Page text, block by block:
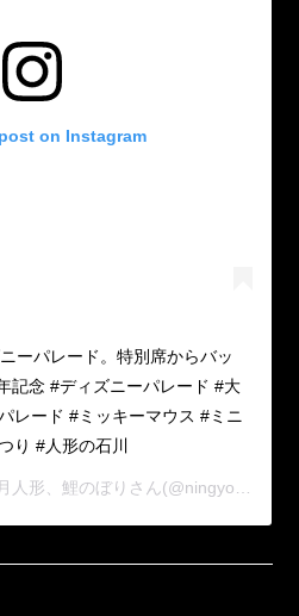
on Instagram
ーパレード。特別席からバッ
記念 #ディズニーパレード #大
レード #ミッキーマウス #ミニ
り #人形の石川
人形、鯉のぼり さん(@ningyou_ishikawa)がシェアした投稿 –